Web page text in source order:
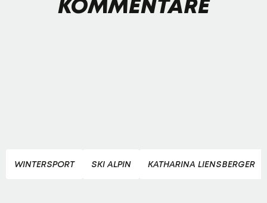
KOMMENTARE
WINTERSPORT SKI ALPIN KATHARINA LIENSBERGER